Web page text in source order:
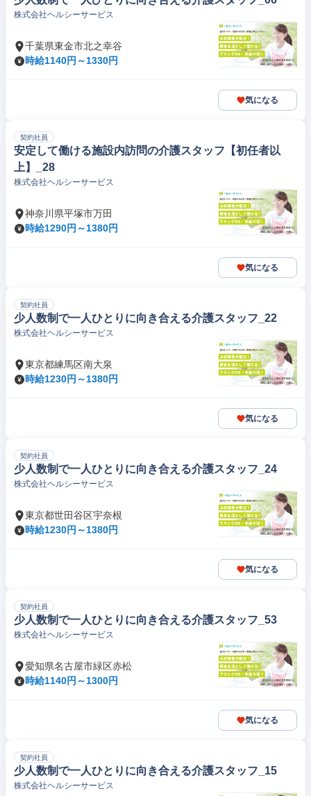
株式会社ヘルシーサービス
千葉県東金市北之幸谷
時給1140円～1330円
気になる
契約社員
安定して働ける施設内訪問の介護スタッフ【初任者以
上】_28
株式会社ヘルシーサービス
神奈川県平塚市万田
時給1290円～1380円
気になる
契約社員
少人数制で一人ひとりに向き合える介護スタッフ_22
株式会社ヘルシーサービス
東京都練馬区南大泉
時給1230円～1380円
気になる
契約社員
少人数制で一人ひとりに向き合える介護スタッフ_24
株式会社ヘルシーサービス
東京都世田谷区宇奈根
時給1230円～1380円
気になる
契約社員
少人数制で一人ひとりに向き合える介護スタッフ_53
株式会社ヘルシーサービス
愛知県名古屋市緑区赤松
時給1140円～1300円
気になる
契約社員
少人数制で一人ひとりに向き合える介護スタッフ_15
株式会社ヘルシーサービス